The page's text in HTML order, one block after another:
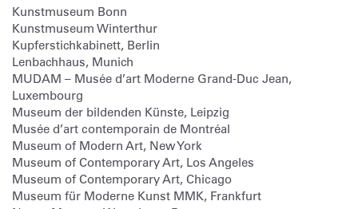
Kunstmuseum Bonn
Kunstmuseum Winterthur
Kupferstichkabinett, Berlin
Lenbachhaus, Munich
MUDAM – Musée d’art Moderne Grand-Duc Jean,
Luxembourg
Museum der bildenden Künste, Leipzig
Musée d’art contemporain de Montréal
Museum of Modern Art, New York
Museum of Contemporary Art, Los Angeles
Museum of Contemporary Art, Chicago
Museum für Moderne Kunst MMK, Frankfurt